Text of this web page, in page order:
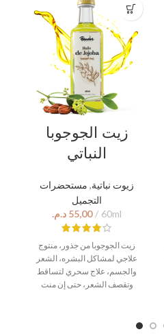
زيت الجوجوبا
النباتي
زيوت نباتية, مستحضرات
التجميل
د.م.
زيت الجوجوبا من جذور، منتوج
علاجي لمشاكل البشره، الشعر
والجسم، علاج سحري لتساقط
وتقصف الشعر، حتى إن منت
المذهلة، زيت الجوجوبا الذي تبحت